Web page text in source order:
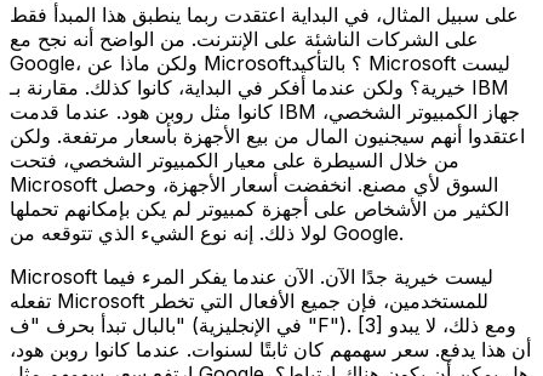
على سبيل المثال، في البداية اعتقدت ربما ينطبق هذا المبدأ فقط
على الشركات الناشئة على الإنترنت. من الواضح أنه نجح مع
Google، ولكن ماذا عن Microsoft؟ بالتأكيد Microsoft ليست
خيرية؟ ولكن عندما أفكر في البداية، كانوا كذلك. مقارنة بـ IBM
كانوا مثل روبن هود. عندما قدمت IBM جهاز الكمبيوتر الشخصي،
اعتقدوا أنهم سيجنيون المال من بيع الأجهزة بأسعار مرتفعة. ولكن
من خلال السيطرة على معيار الكمبيوتر الشخصي، فتحت
Microsoft السوق لأي مصنع. انخفضت أسعار الأجهزة، وحصل
الكثير من الأشخاص على أجهزة كمبيوتر لم يكن بإمكانهم تحملها
لولا ذلك. إنه نوع الشيء الذي تتوقعه من Google.
Microsoft ليست خيرية جدًا الآن. الآن عندما يفكر المرء فيما
تفعله Microsoft للمستخدمين، فإن جميع الأفعال التي تخطر
بالبال تبدأ بحرف "ف" (في الإنجليزية "F"). [3] ومع ذلك، لا يبدو
أن هذا يدفع. سعر سهمهم كان ثابتًا لسنوات. عندما كانوا روبن هود،